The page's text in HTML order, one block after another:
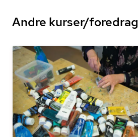
Andre kurser/foredrag